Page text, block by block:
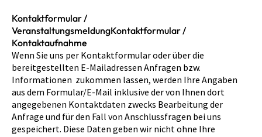
Kontaktformular /
VeranstaltungsmeldungKontaktformular /
Kontaktaufnahme
Wenn Sie uns per Kontaktformular oder über die
bereitgestellten E-Mailadressen Anfragen bzw.
Informationen zukommen lassen, werden Ihre Angaben
aus dem Formular/E-Mail inklusive der von Ihnen dort
angegebenen Kontaktdaten zwecks Bearbeitung der
Anfrage und für den Fall von Anschlussfragen bei uns
gespeichert. Diese Daten geben wir nicht ohne Ihre